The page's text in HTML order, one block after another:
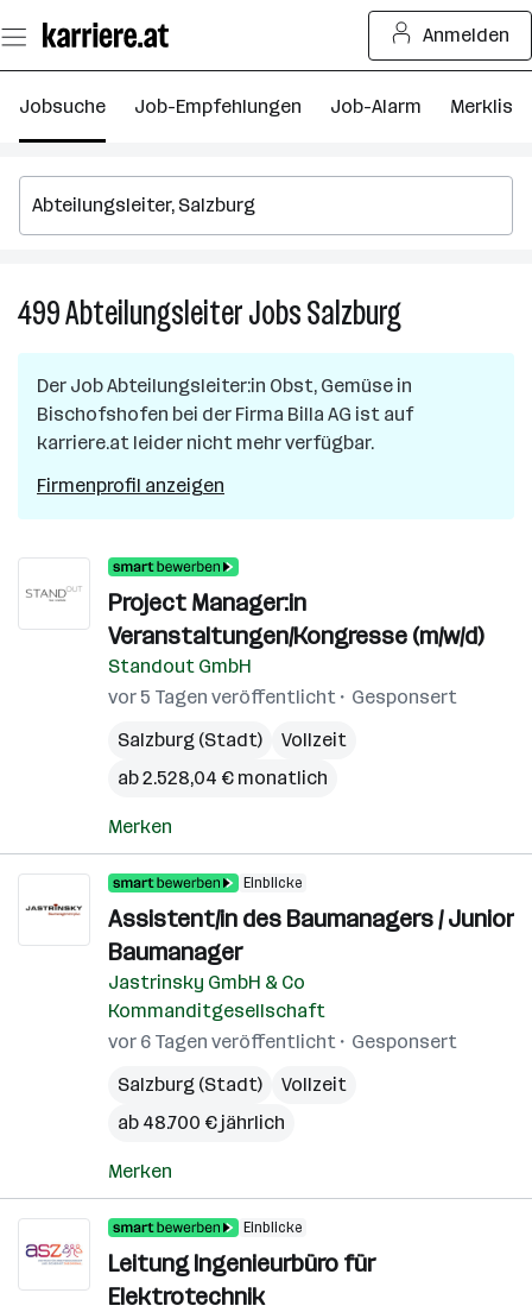
Seiteninhalt
springen
Anmelden
Jobsuche Job-Empfehlungen Job-Alarm Merkliste
499AbteilungsleiterJobsSalzburg499
in
Salzburg
Der JobAbteilungsleiter:in Obst, Gemüse in
Bischofshofen bei der Firma Billa AG ist auf
karriere.at leider nicht mehr verfügbar.
Firmenprofil anzeigen
Project Manager:in
Veranstaltungen/Kongresse (m/w/d)
Standout GmbH
vor 5 Tagen veröffentlicht
Gesponsert
Salzburg (Stadt)
Vollzeit
ab 2.528,04 € monatlich
Merken
Einblicke
Assistent/in des Baumanagers / Junior
Baumanager
Jastrinsky GmbH & Co
Kommanditgesellschaft
vor 6 Tagen veröffentlicht
Gesponsert
Salzburg (Stadt)
Vollzeit
ab 48.700 € jährlich
Merken
Einblicke
Leitung Ingenieurbüro für
Elektrotechnik